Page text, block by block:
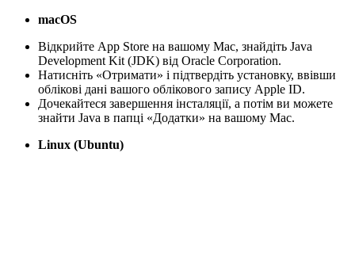
macOS
Відкрийте App Store на вашому Mac, знайдіть Java
Development Kit (JDK) від Oracle Corporation.
Натисніть «Отримати» і підтвердіть установку, ввівши
облікові дані вашого облікового запису Apple ID.
Дочекайтеся завершення інсталяції, а потім ви можете
знайти Java в папці «Додатки» на вашому Mac.
Linux (Ubuntu)